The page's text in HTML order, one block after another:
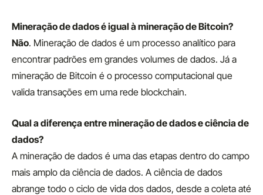
Mineração de dados é igual à mineração de Bitcoin?
Não. Mineração de dados é um processo analítico para
encontrar padrões em grandes volumes de dados. Já a
mineração de Bitcoin é o processo computacional que
valida transações em uma rede blockchain.
Qual a diferença entre mineração de dados e ciência de
dados?
A mineração de dados é uma das etapas dentro do campo
mais amplo da ciência de dados. A ciência de dados
abrange todo o ciclo de vida dos dados, desde a coleta até